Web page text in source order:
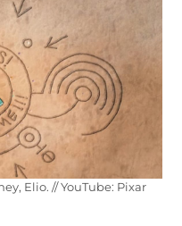
Elio. // YouTube: Pixar